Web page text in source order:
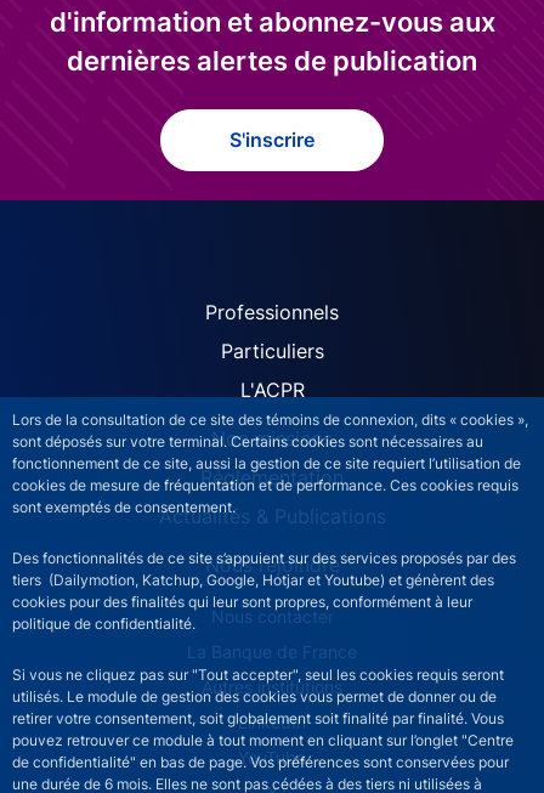
Lors de la consultation de ce site des témoins de connexion, dits « cookies »,
sont déposés sur votre terminal. Certains cookies sont nécessaires au
fonctionnement de ce site, aussi la gestion de ce site requiert l’utilisation de
cookies de mesure de fréquentation et de performance. Ces cookies requis
sont exemptés de consentement.
Des fonctionnalités de ce site s’appuient sur des services proposés par des
tiers (Dailymotion, Katchup, Google, Hotjar et Youtube) et génèrent des
cookies pour des finalités qui leur sont propres, conformément à leur
politique de confidentialité.
Si vous ne cliquez pas sur "Tout accepter", seul les cookies requis seront
utilisés. Le module de gestion des cookies vous permet de donner ou de
retirer votre consentement, soit globalement soit finalité par finalité. Vous
pouvez retrouver ce module à tout moment en cliquant sur l’onglet "Centre
de confidentialité" en bas de page. Vos préférences sont conservées pour
une durée de 6 mois. Elles ne sont pas cédées à des tiers ni utilisées à
d'information et abonnez-vous aux
dernières alertes de publication
S'inscrire
ACPR site navigation
Professionnels
Particuliers
L'ACPR
Nos missions
Réglementation
Actualités & Publications
Nous rejoindre
ACPR footer secondary menu (French)
Nous contacter
La Banque de France
Autres institutions
LinkedIn
YouTube